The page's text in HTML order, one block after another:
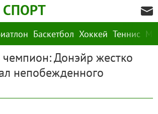
СПОРТ
Баскетбол Хоккей Теннис
Донэйр жестко
непобежденного